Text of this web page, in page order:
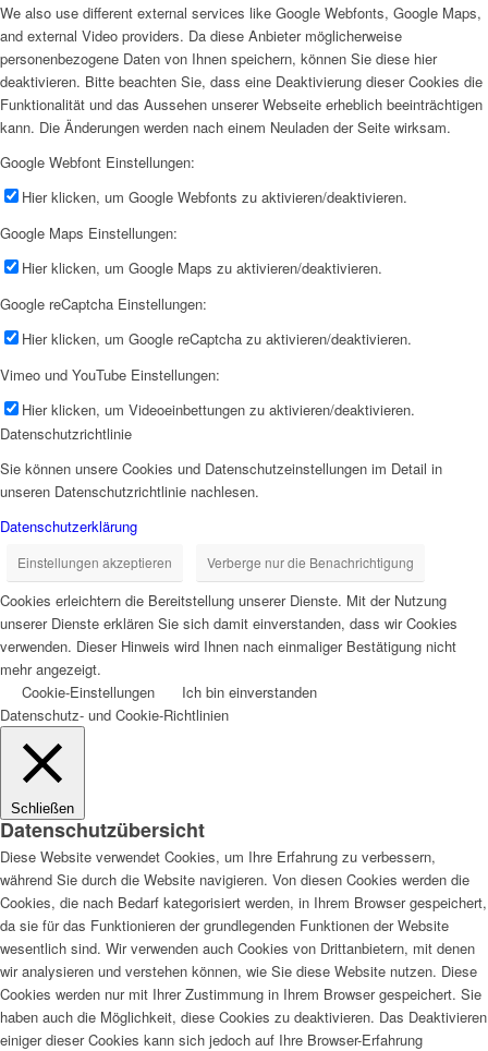
We also use different external services like Google Webfonts, Google Maps,
and external Video providers. Da diese Anbieter möglicherweise
personenbezogene Daten von Ihnen speichern, können Sie diese hier
deaktivieren. Bitte beachten Sie, dass eine Deaktivierung dieser Cookies die
Funktionalität und das Aussehen unserer Webseite erheblich beeinträchtigen
kann. Die Änderungen werden nach einem Neuladen der Seite wirksam.
Google Webfont Einstellungen:
Hier klicken, um Google Webfonts zu aktivieren/deaktivieren.
Google Maps Einstellungen:
Hier klicken, um Google Maps zu aktivieren/deaktivieren.
Google reCaptcha Einstellungen:
Hier klicken, um Google reCaptcha zu aktivieren/deaktivieren.
Vimeo und YouTube Einstellungen:
Hier klicken, um Videoeinbettungen zu aktivieren/deaktivieren.
Datenschutzrichtlinie
Sie können unsere Cookies und Datenschutzeinstellungen im Detail in
unseren Datenschutzrichtlinie nachlesen.
Datenschutzerklärung
Einstellungen akzeptieren Verberge nur die Benachrichtigung
Cookies erleichtern die Bereitstellung unserer Dienste. Mit der Nutzung
unserer Dienste erklären Sie sich damit einverstanden, dass wir Cookies
verwenden. Dieser Hinweis wird Ihnen nach einmaliger Bestätigung nicht
mehr angezeigt.
Cookie-Einstellungen
Ich bin einverstanden
Datenschutz- und Cookie-Richtlinien
Schließen
Datenschutzübersicht
Diese Website verwendet Cookies, um Ihre Erfahrung zu verbessern,
während Sie durch die Website navigieren. Von diesen Cookies werden die
Cookies, die nach Bedarf kategorisiert werden, in Ihrem Browser gespeichert,
da sie für das Funktionieren der grundlegenden Funktionen der Website
wesentlich sind. Wir verwenden auch Cookies von Drittanbietern, mit denen
wir analysieren und verstehen können, wie Sie diese Website nutzen. Diese
Cookies werden nur mit Ihrer Zustimmung in Ihrem Browser gespeichert. Sie
haben auch die Möglichkeit, diese Cookies zu deaktivieren. Das Deaktivieren
einiger dieser Cookies kann sich jedoch auf Ihre Browser-Erfahrung